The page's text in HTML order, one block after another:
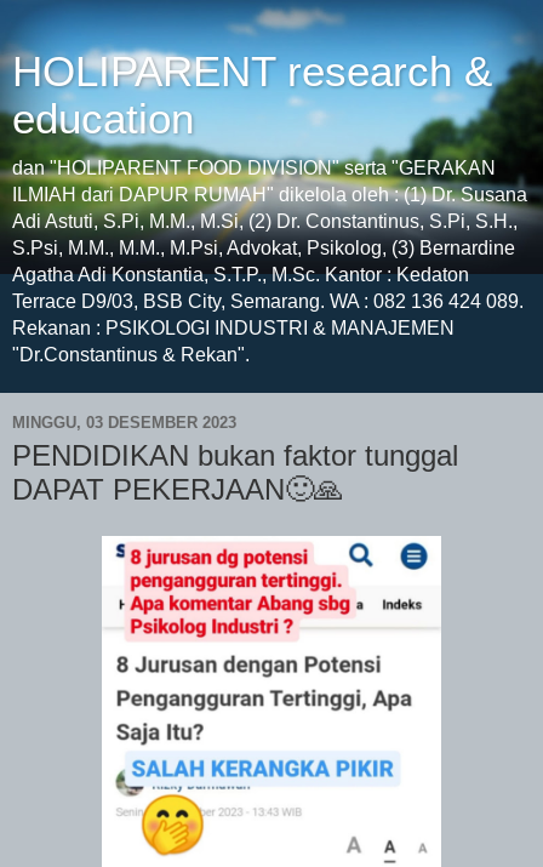
HOLIPARENT research &
education
dan "HOLIPARENT FOOD DIVISION" serta "GERAKAN
ILMIAH dari DAPUR RUMAH" dikelola oleh : (1) Dr. Susana
Adi Astuti, S.Pi, M.M., M.Si, (2) Dr. Constantinus, S.Pi, S.H.,
S.Psi, M.M., M.M., M.Psi, Advokat, Psikolog, (3) Bernardine
Agatha Adi Konstantia, S.T.P., M.Sc. Kantor : Kedaton
Terrace D9/03, BSB City, Semarang. WA : 082 136 424 089.
Rekanan : PSIKOLOGI INDUSTRI & MANAJEMEN
"Dr.Constantinus & Rekan".
MINGGU, 03 DESEMBER 2023
PENDIDIKAN bukan faktor tunggal
DAPAT PEKERJAAN🙂🙏